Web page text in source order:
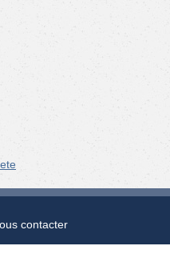
contacter